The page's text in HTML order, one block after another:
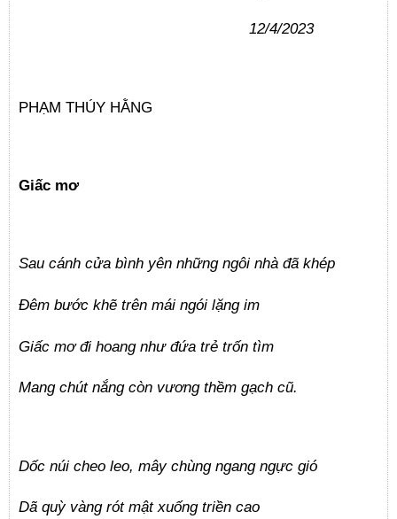
12/4/2023
PHẠM THÚY HẰNG
Giấc mơ
Sau cánh cửa bình yên những ngôi nhà đã khép
Đêm bước khẽ trên mái ngói lặng im
Giấc mơ đi hoang như đứa trẻ trốn tìm
Mang chút nắng còn vương thềm gạch cũ.
Dốc núi cheo leo, mây chùng ngang ngực gió
Dã quỳ vàng rót mật xuống triền cao